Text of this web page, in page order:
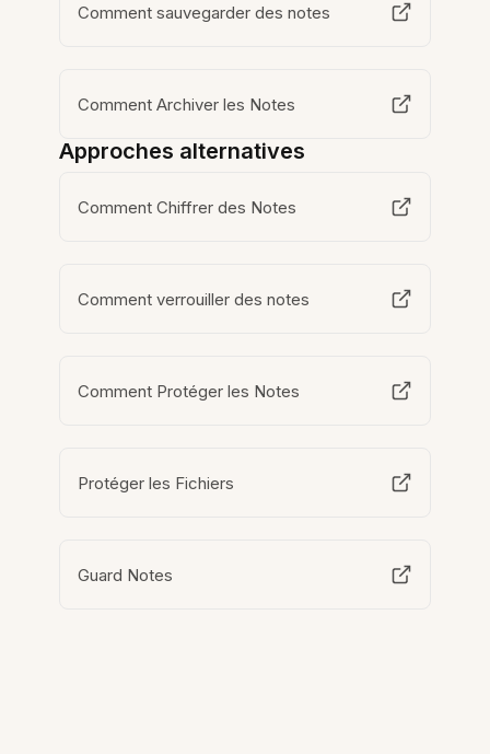
Comment sauvegarder des notes
Comment Archiver les Notes
Approches alternatives
Comment Chiffrer des Notes
Comment verrouiller des notes
Comment Protéger les Notes
Protéger les Fichiers
Guard Notes